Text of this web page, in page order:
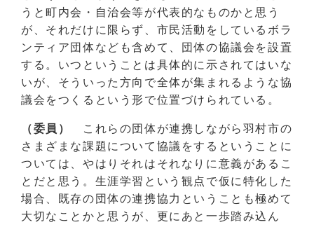
うと町内会・自治会等が代表的なものかと思う
が、それだけに限らず、市民活動をしているボラ
ンティア団体なども含めて、団体の協議会を設置
する。いつということは具体的に示されてはいな
いが、そういった方向で全体が集まれるような協
議会をつくるという形で位置づけられている。
（委員）
これらの団体が連携しながら羽村市の
さまざまな課題について協議をするということに
ついては、やはりそれはそれなりに意義があるこ
とだと思う。生涯学習という観点で仮に特化した
場合、既存の団体の連携協力ということも極めて
大切なことかと思うが、更にあと一歩踏み込ん